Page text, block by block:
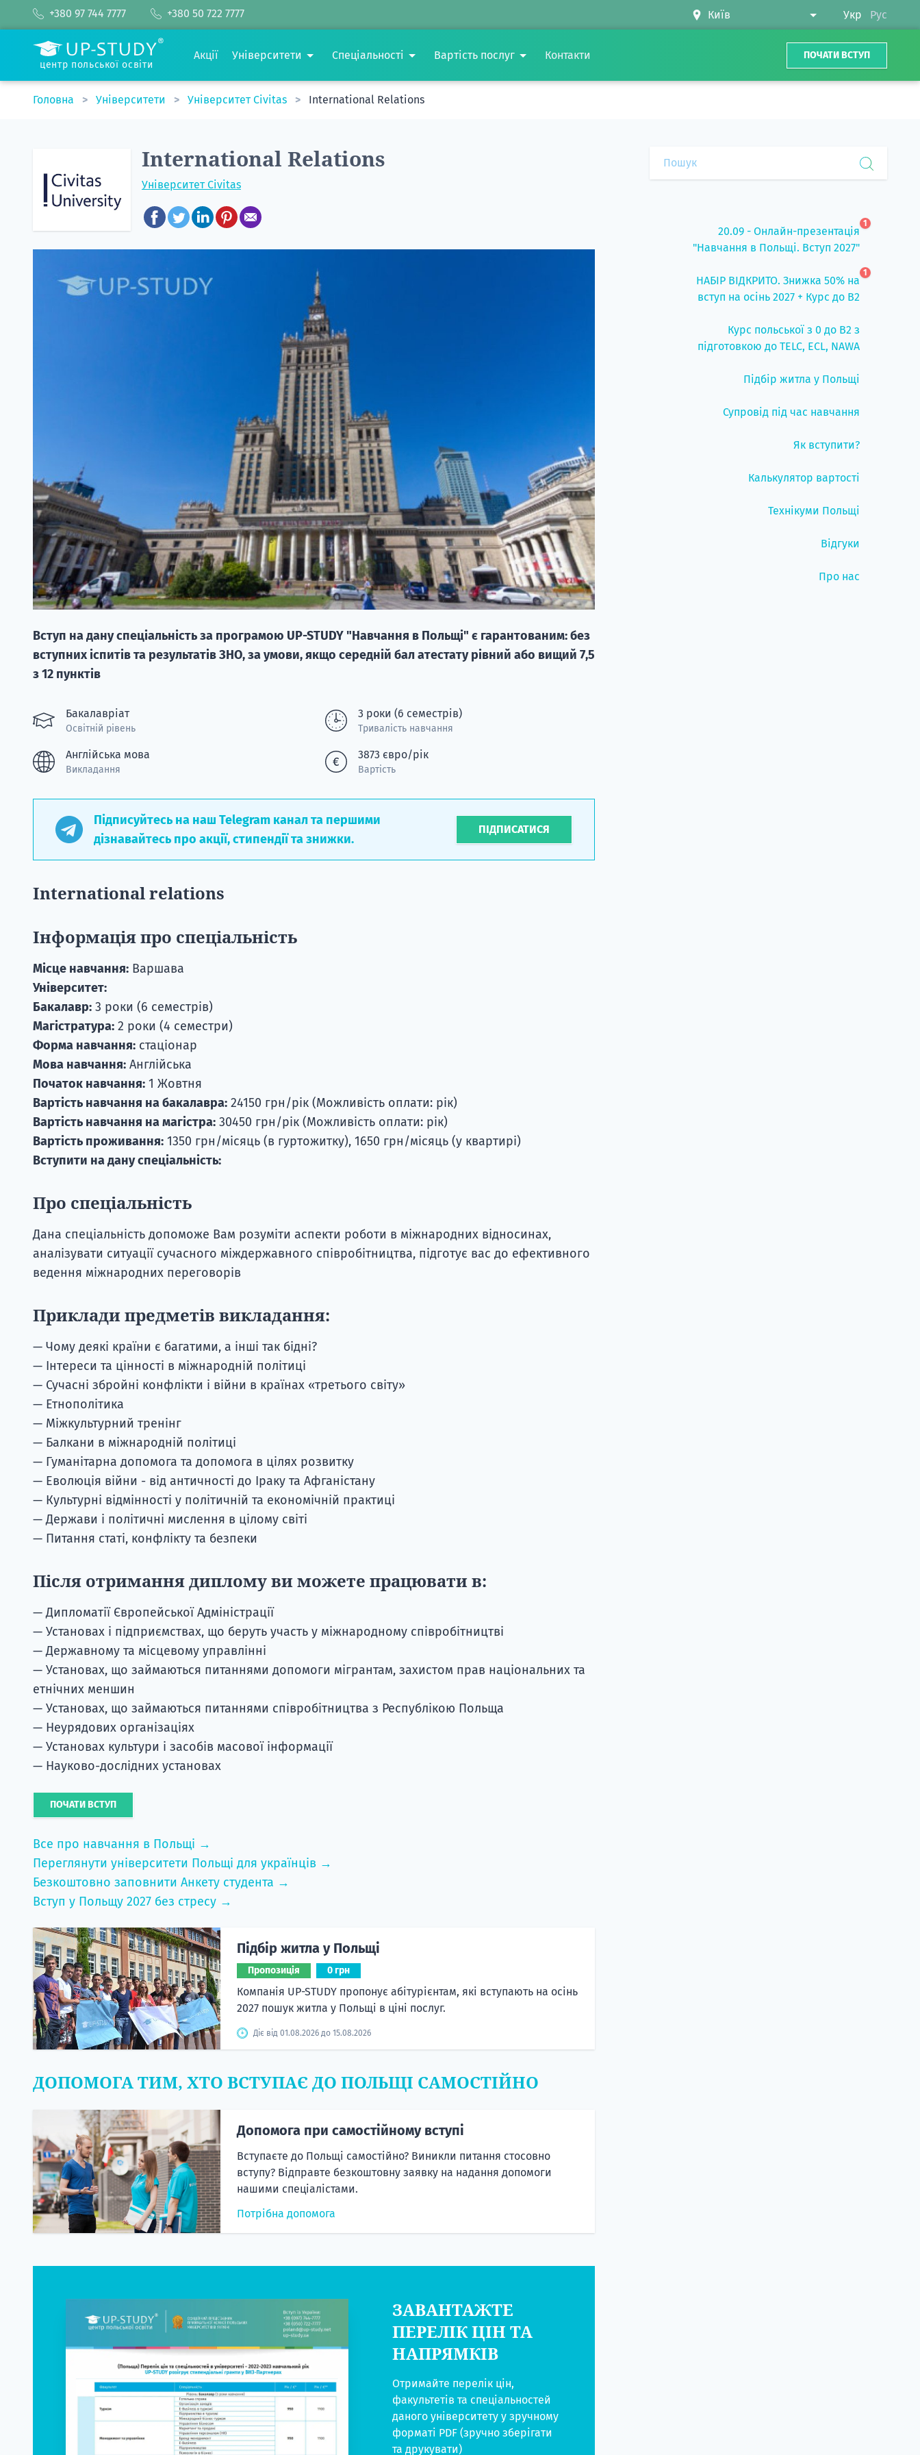
+380 97 744 7777 +380 50 722 7777 Укр Рус
центр польської освіти
Акції Університети Спеціальності Вартість послуг Контакти ПОЧАТИ ВСТУП
Головна Університети Університет Civitas International Relations
International Relations
Університет Civitas
Вступ на дану спеціальність за програмою UP-STUDY "Навчання в Польщі" є гарантованим: без
вступних іспитів та результатів ЗНО, за умови, якщо середній бал атестату рівний або вищий 7,5
з 12 пунктів
Бакалавріат
Освітній рівень
3 роки (6 семестрів)
Тривалість навчання
Англійська мова
Викладання
3873 євро/рік
Вартість
Підписуйтесь на наш Telegram канал та першими
дізнавайтесь про акції, стипендії та знижки.
ПІДПИСАТИСЯ
International relations
Інформація про спеціальність
Місце навчання: Варшава
Університет:
Бакалавр: 3 роки (6 семестрів)
Магістратура: 2 роки (4 семестри)
Форма навчання: стаціонар
Мова навчання: Англійська
Початок навчання: 1 Жовтня
Вартість навчання на бакалавра: 24150 грн/рік (Можливість оплати: рік)
Вартість навчання на магістра: 30450 грн/рік (Можливість оплати: рік)
Вартість проживання: 1350 грн/місяць (в гуртожитку), 1650 грн/місяць (у квартирі)
Вступити на дану спеціальність:
Про спеціальність
Дана спеціальність допоможе Вам розуміти аспекти роботи в міжнародних відносинах,
аналізувати ситуації сучасного міждержавного співробітництва, підготує вас до ефективного
ведення міжнародних переговорів
Приклади предметів викладання:
— Чому деякі країни є багатими, а інші так бідні?
— Інтереси та цінності в міжнародній політиці
— Сучасні збройні конфлікти і війни в країнах «третього світу»
— Етнополітика
— Міжкультурний тренінг
— Балкани в міжнародній політиці
— Гуманітарна допомога та допомога в цілях розвитку
— Еволюція війни - від античності до Іраку та Афганістану
— Культурні відмінності у політичній та економічній практиці
— Держави і політичні мислення в цілому світі
— Питання статі, конфлікту та безпеки
Після отримання диплому ви можете працювати в:
— Дипломатії Європейської Адміністрації
— Установах і підприємствах, що беруть участь у міжнародному співробітництві
— Державному та місцевому управлінні
— Установах, що займаються питаннями допомоги мігрантам, захистом прав національних та
етнічних меншин
— Установах, що займаються питаннями співробітництва з Республікою Польща
— Неурядових організаціях
— Установах культури і засобів масової інформації
— Науково-дослідних установах
ПОЧАТИ ВСТУП
Все про навчання в Польщі →
Переглянути університети Польщі для українців →
Безкоштовно заповнити Анкету студента →
Вступ у Польщу 2027 без стресу →
Підбір житла у Польщі
Пропозиція 0 грн
Компанія UP-STUDY пропонує абітурієнтам, які вступають на осінь
2027 пошук житла у Польщі в ціні послуг.
Діє від 01.08.2026 до 15.08.2026
ДОПОМОГА ТИМ, ХТО ВСТУПАЄ ДО ПОЛЬЩІ САМОСТІЙНО
Допомога при самостійному вступі
Вступаєте до Польщі самостійно? Виникли питання стосовно
вступу? Відправте безкоштовну заявку на надання допомоги
нашими спеціалістами.
Потрібна допомога
ЗАВАНТАЖТЕ
ПЕРЕЛІК ЦІН ТА
НАПРЯМКІВ
Отримайте перелік цін,
факультетів та спеціальностей
даного університету у зручному
форматі PDF (зручно зберігати
та друкувати)
20.09 - Онлайн-презентація
"Навчання в Польщі. Вступ 2027"
1
НАБІР ВІДКРИТО. Знижка 50% на
вступ на осінь 2027 + Курс до B2
1
Курс польської з 0 до B2 з
підготовкою до TELC, ECL, NAWA
Підбір житла у Польщі
Супровід під час навчання
Як вступити?
Калькулятор вартості
Технікуми Польщі
Відгуки
Про нас